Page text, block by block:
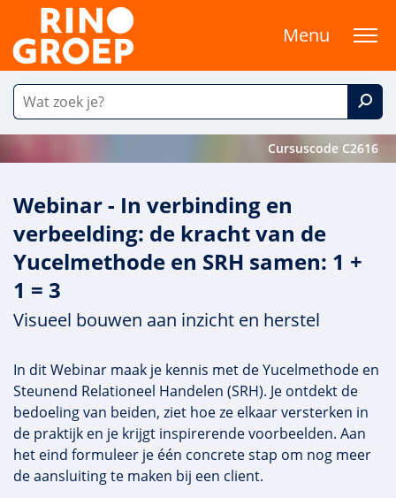
Menu
Cursuscode C2616
Webinar - In verbinding en
verbeelding: de kracht van de
Yucelmethode en SRH samen: 1 +
1 = 3
Visueel bouwen aan inzicht en herstel
In dit Webinar maak je kennis met de Yucelmethode en
Steunend Relationeel Handelen (SRH). Je ontdekt de
bedoeling van beiden, ziet hoe ze elkaar versterken in
de praktijk en je krijgt inspirerende voorbeelden. Aan
het eind formuleer je één concrete stap om nog meer
de aansluiting te maken bij een client.